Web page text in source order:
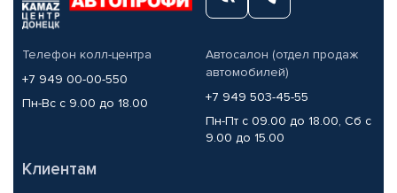
Телефон колл-центра
+7 949 00-00-550
Пн-Вс с 9.00 до 18.00
Автосалон (отдел продаж
автомобилей)
+7 949 503-45-55
Пн-Пт с 09.00 до 18.00, Сб с
9.00 до 15.00
Клиентам